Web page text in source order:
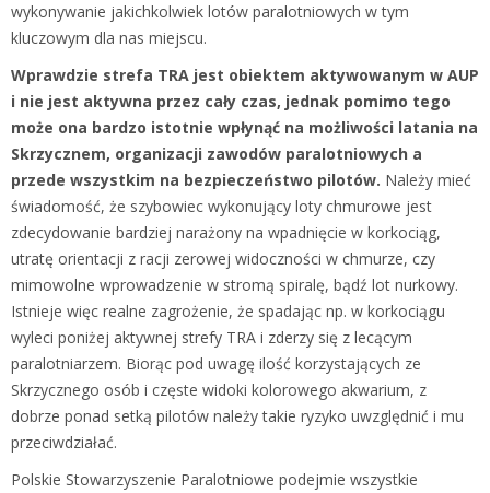
wykonywanie jakichkolwiek lotów paralotniowych w tym
kluczowym dla nas miejscu.
Wprawdzie strefa TRA jest obiektem aktywowanym w AUP
i nie jest aktywna przez cały czas, jednak pomimo tego
może ona bardzo istotnie wpłynąć na możliwości latania na
Skrzycznem, organizacji zawodów paralotniowych a
przede wszystkim na bezpieczeństwo pilotów. Należy mieć
świadomość, że szybowiec wykonujący loty chmurowe jest
zdecydowanie bardziej narażony na wpadnięcie w korkociąg,
utratę orientacji z racji zerowej widoczności w chmurze, czy
mimowolne wprowadzenie w stromą spiralę, bądź lot nurkowy.
Istnieje więc realne zagrożenie, że spadając np. w korkociągu
wyleci poniżej aktywnej strefy TRA i zderzy się z lecącym
paralotniarzem. Biorąc pod uwagę ilość korzystających ze
Skrzycznego osób i częste widoki kolorowego akwarium, z
dobrze ponad setką pilotów należy takie ryzyko uwzględnić i mu
przeciwdziałać.
Polskie Stowarzyszenie Paralotniowe podejmie wszystkie